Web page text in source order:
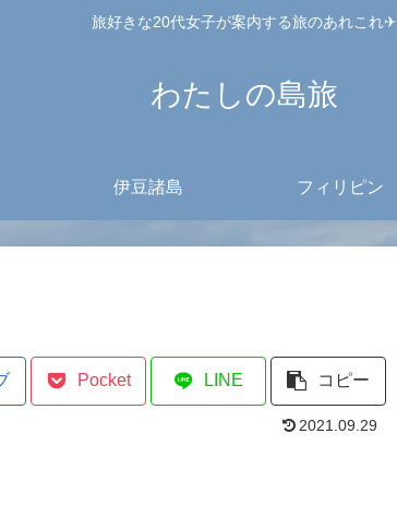
旅好きな20代女子が案内する旅のあれこれ✈︎
わたしの島旅
伊豆諸島 フィリピン
Pocket LINE コピー
2021.09.29